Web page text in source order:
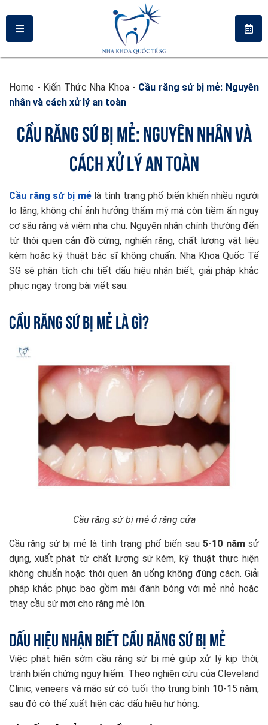
Home - Kiến Thức Nha Khoa- Cầu răng sứ bị mẻ: Nguyên
nhân và cách xử lý an toàn
CẦU RĂNG SỨ BỊ MẺ: NGUYÊN NHÂN VÀ
CÁCH XỬ LÝ AN TOÀN
Cầu răng sứ bị mẻlà tình trạng phổ biến khiến nhiều người
lo lắng, không chỉ ảnh hưởng thẩm mỹ mà còn tiềm ẩn nguy
cơ sâu răng và viêm nha chu. Nguyên nhân chính thường đến
từ thói quen cắn đồ cứng, nghiến răng, chất lượng vật liệu
kém hoặc kỹ thuật bác sĩ không chuẩn. Nha Khoa Quốc Tế
SG sẽ phân tích chi tiết dấu hiệu nhận biết, giải pháp khắc
phục ngay trong bài viết sau.
Cầu răng sứ bị mẻ là gì?
Cầu răng sứ bị mẻ ở răng cửa
Cầu răng sứ bị mẻ là tình trạng phổ biến sau5-10 nămsử
dụng, xuất phát từ chất lượng sứ kém, kỹ thuật thực hiện
không chuẩn hoặc thói quen ăn uống không đúng cách. Giải
pháp khắc phục bao gồm mài đánh bóng với mẻ nhỏ hoặc
thay cầu sứ mới cho răng mẻ lớn.
Dấu hiệu nhận biết cầu răng sứ bị mẻ
Việc phát hiện sớm cầu răng sứ bị mẻ giúp xử lý kịp thời,
tránh biến chứng nguy hiểm. Theo nghiên cứu của Cleveland
Clinic, veneers và mão sứ có tuổi thọ trung bình 10-15 năm,
sau đó có thể xuất hiện các dấu hiệu hư hỏng.